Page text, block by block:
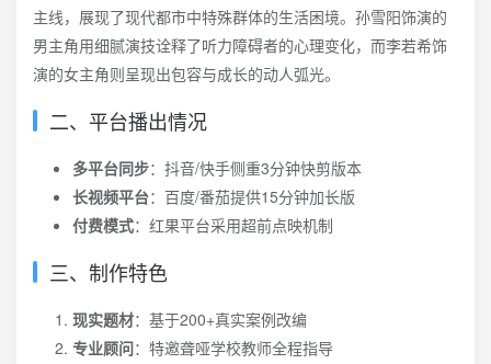
主线，展现了现代都市中特殊群体的生活困境。孙雪阳饰演的
男主角用细腻演技诠释了听力障碍者的心理变化，而李若希饰
演的女主角则呈现出包容与成长的动人弧光。
二、平台播出情况
多平台同步：抖音/快手侧重3分钟快剪版本
长视频平台：百度/番茄提供15分钟加长版
付费模式：红果平台采用超前点映机制
三、制作特色
现实题材：基于200+真实案例改编
专业顾问：特邀聋哑学校教师全程指导